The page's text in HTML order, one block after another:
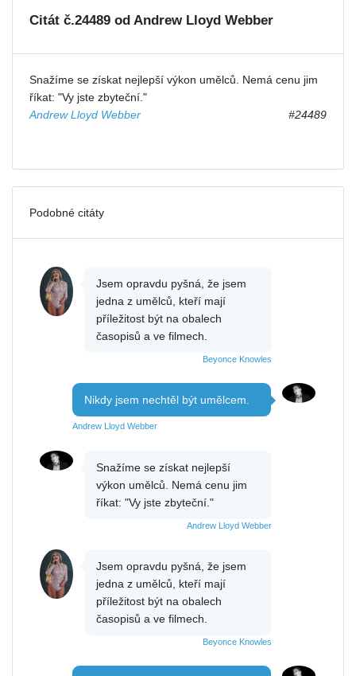
Citát č.24489 od Andrew Lloyd Webber
Snažíme se získat nejlepší výkon umělců. Nemá cenu jim
říkat: "Vy jste zbyteční."
Andrew Lloyd Webber
#24489
Podobné citáty
Jsem opravdu pyšná, že jsem
jedna z umělců, kteří mají
příležitost být na obalech
časopisů a ve filmech.
Beyonce Knowles
Nikdy jsem nechtěl být umělcem.
Andrew Lloyd Webber
Snažíme se získat nejlepší
výkon umělců. Nemá cenu jim
říkat: "Vy jste zbyteční."
Andrew Lloyd Webber
Jsem opravdu pyšná, že jsem
jedna z umělců, kteří mají
příležitost být na obalech
časopisů a ve filmech.
Beyonce Knowles